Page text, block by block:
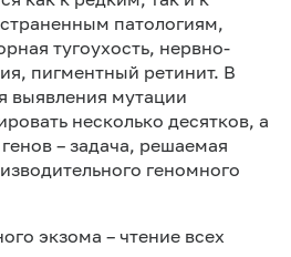
патологиям,
тугоухость, нервно-
пигментный ретинит. В
выявления мутации
несколько десятков, а
– задача, решаемая
геномного
экзома – чтение всех